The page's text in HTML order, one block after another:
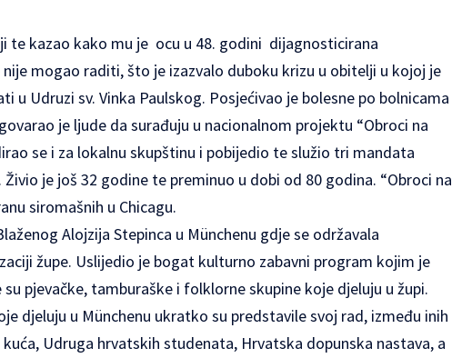
te kazao kako mu je ocu u 48. godini dijagnosticirana
mogao raditi, što je izazvalo duboku krizu u obitelji u kojoj je
u Udruzi sv. Vinka Paulskog. Posjećivao je bolesne po bolnicama
je ljude da surađuju u nacionalnom projektu “Obroci na
se i za lokalnu skupštinu i pobijedio te služio tri mandata
je još 32 godine te preminuo u dobi od 80 godina. “Obroci na
siromašnih u Chicagu.
Alojzija Stepinca u Münchenu gdje se održavala
župe. Uslijedio je bogat kulturno zabavni program kojim je
pjevačke, tamburaške i folklorne skupine koje djeluju u župi.
djeluju u Münchenu ukratko su predstavile svoj rad, između inih
Udruga hrvatskih studenata, Hrvatska dopunska nastava, a